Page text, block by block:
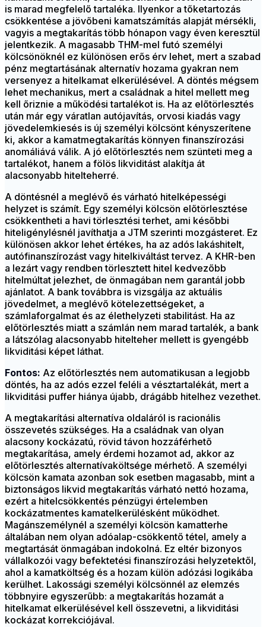
is marad megfelelő tartaléka. Ilyenkor a tőketartozás
csökkentése a jövőbeni kamatszámítás alapját mérsékli,
vagyis a megtakarítás több hónapon vagy éven keresztül
jelentkezik. A magasabb THM-mel futó személyi
kölcsönöknél ez különösen erős érv lehet, mert a szabad
pénz megtartásának alternatív hozama gyakran nem
versenyez a hitelkamat elkerülésével. A döntés mégsem
lehet mechanikus, mert a családnak a hitel mellett meg
kell őriznie a működési tartalékot is. Ha az előtörlesztés
után már egy váratlan autójavítás, orvosi kiadás vagy
jövedelemkiesés is új személyi kölcsönt kényszerítene
ki, akkor a kamatmegtakarítás könnyen finanszírozási
anomáliává válik. A jó előtörlesztés nem szünteti meg a
tartalékot, hanem a fölös likviditást alakítja át
alacsonyabb hitelteherré.
A döntésnél a meglévő és várható hitelképességi
helyzet is számít. Egy személyi kölcsön előtörlesztése
csökkentheti a havi törlesztési terhet, ami későbbi
hiteligénylésnél javíthatja a JTM szerinti mozgásteret. Ez
különösen akkor lehet értékes, ha az adós lakáshitelt,
autófinanszírozást vagy hitelkiváltást tervez. A KHR-ben
a lezárt vagy rendben törlesztett hitel kedvezőbb
hitelmúltat jelezhet, de önmagában nem garantál jobb
ajánlatot. A bank továbbra is vizsgálja az aktuális
jövedelmet, a meglévő kötelezettségeket, a
számlaforgalmat és az élethelyzeti stabilitást. Ha az
előtörlesztés miatt a számlán nem marad tartalék, a bank
a látszólag alacsonyabb hitelteher mellett is gyengébb
likviditási képet láthat.
Fontos: Az előtörlesztés nem automatikusan a legjobb
döntés, ha az adós ezzel feléli a vésztartalékát, mert a
likviditási puffer hiánya újabb, drágább hitelhez vezethet.
A megtakarítási alternatíva oldaláról is racionális
összevetés szükséges. Ha a családnak van olyan
alacsony kockázatú, rövid távon hozzáférhető
megtakarítása, amely érdemi hozamot ad, akkor az
előtörlesztés alternatívaköltsége mérhető. A személyi
kölcsön kamata azonban sok esetben magasabb, mint a
biztonságos likvid megtakarítás várható nettó hozama,
ezért a hitelcsökkentés pénzügyi értelemben
kockázatmentes kamatelkerülésként működhet.
Magánszemélynél a személyi kölcsön kamatterhe
általában nem olyan adóalap-csökkentő tétel, amely a
megtartását önmagában indokolná. Ez eltér bizonyos
vállalkozói vagy befektetési finanszírozási helyzetektől,
ahol a kamatköltség és a hozam külön adózási logikába
kerülhet. Lakossági személyi kölcsönnél az elemzés
többnyire egyszerűbb: a megtakarítás hozamát a
hitelkamat elkerülésével kell összevetni, a likviditási
kockázat korrekciójával.